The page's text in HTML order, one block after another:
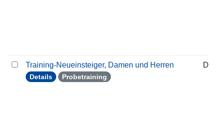
Training-Neueinsteiger, Damen und Herren
Details Probetraining